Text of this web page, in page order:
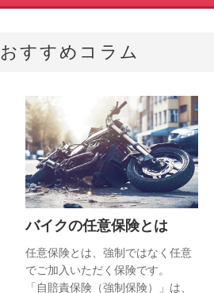
すすめコラム
バイクの任意保険とは
任意保険とは、強制ではなく任意
でご加入いただく保険です。
「自賠責保険（強制保険）」は、